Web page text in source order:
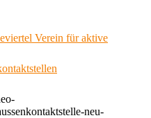
Verein für aktive
neu-